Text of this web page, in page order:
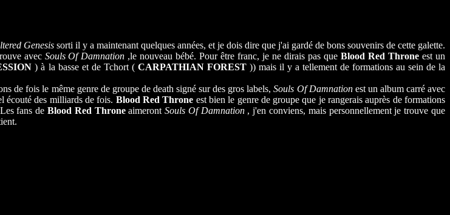
Genesis sorti il y a maintenant quelques années, et je dois dire que j'ai gardé de bons souvenirs de cette galette.
avec Souls Of Damnation ,le nouveau bébé. Pour être franc, je ne dirais pas queBlood Red Throne est un
) à la basse et de Tchort ( CARPATHIAN FOREST)) mais il y a tellement de formations au sein de la
de fois le même genre de groupe de death signé sur des gros labels,Souls Of Damnationest un album carré avec
écouté des milliards de fois. Blood Red Throne est bien le genre de groupe que je rangerais auprès de formations
fans de Blood Red ThroneaimerontSouls Of Damnation, j'en conviens, mais personnellement je trouve que